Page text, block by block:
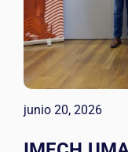
junio 20, 2026